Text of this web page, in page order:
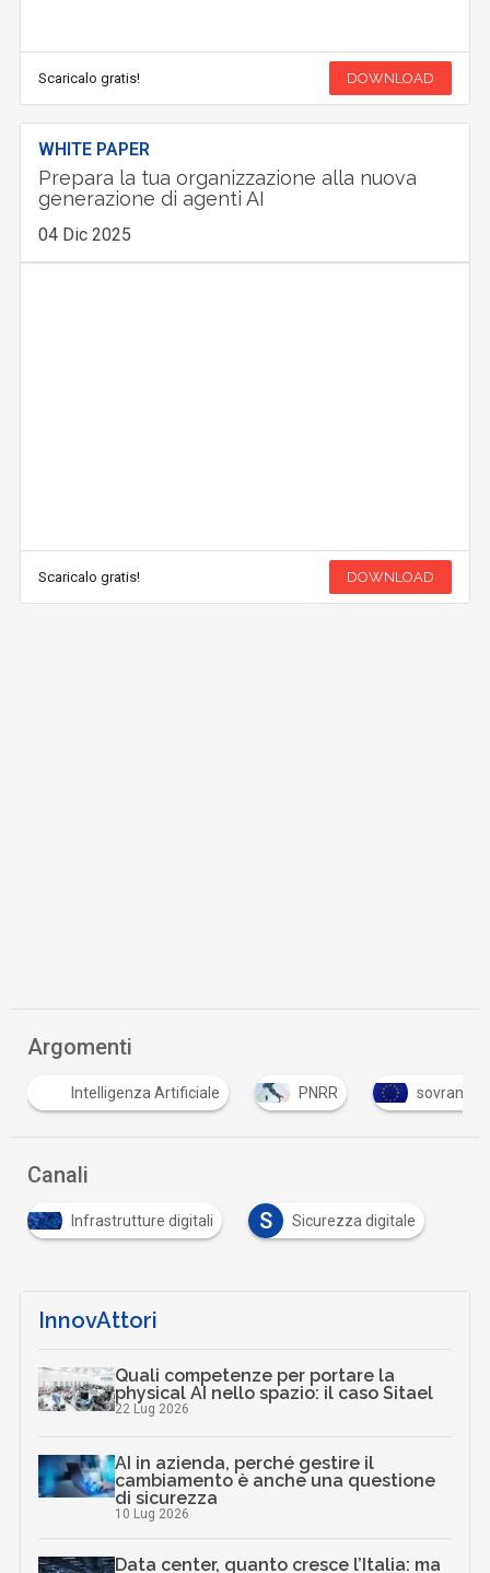
Scaricalo gratis! DOWNLOAD
WHITE PAPER
Prepara la tua organizzazione alla nuova
generazione di agenti AI
04 Dic 2025
Scaricalo gratis! DOWNLOAD
Argomenti
Intelligenza Artificiale PNRR sovranità
Canali
Infrastrutture digitali S Sicurezza digitale
InnovAttori
Quali competenze per portare la
physical AI nello spazio: il caso Sitael
22 Lug 2026
AI in azienda, perché gestire il
cambiamento è anche una questione
di sicurezza
10 Lug 2026
Data center, quanto cresce l’Italia: ma